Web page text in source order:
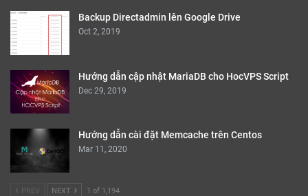
Backup Directadmin lên Google Drive
Oct 2, 2019
Hướng dẫn cập nhật MariaDB cho HocVPS Script
Dec 29, 2019
Hướng dẫn cài đặt Memcache trên Centos
Mar 11, 2020
PREV NEXT 1 of 1,194